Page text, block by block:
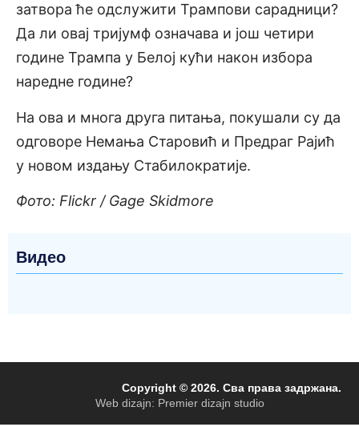
затвора ће одслужити Трампови сарадници?
Да ли овај тријумф означава и још четири
године Трампа у Белој кући након избора
наредне године?
На ова и многа друга питања, покушали су да
одговоре Немања Старовић и Предраг Рајић
у новом издању Стабилократије.
Фото: Flickr / Gage Skidmore
Видео
Copyright © 2026. Сва права задржана.
Web dizajn: Premier dizajn studio